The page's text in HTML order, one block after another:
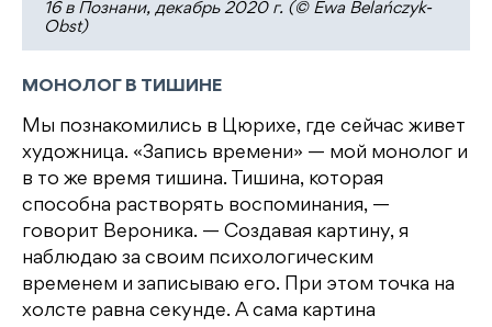
16 в Познани, декабрь 2020 г. (© Ewa Belańczyk-
Obst)
МОНОЛОГ В ТИШИНЕ
Мы познакомились в Цюрихе, где сейчас живет
художница. «Запись времени» — мой монолог и
в то же время тишина. Тишина, которая
способна растворять воспоминания, —
говорит Вероника. — Создавая картину, я
наблюдаю за своим психологическим
временем и записываю его. При этом точка на
холсте равна секунде. А сама картина